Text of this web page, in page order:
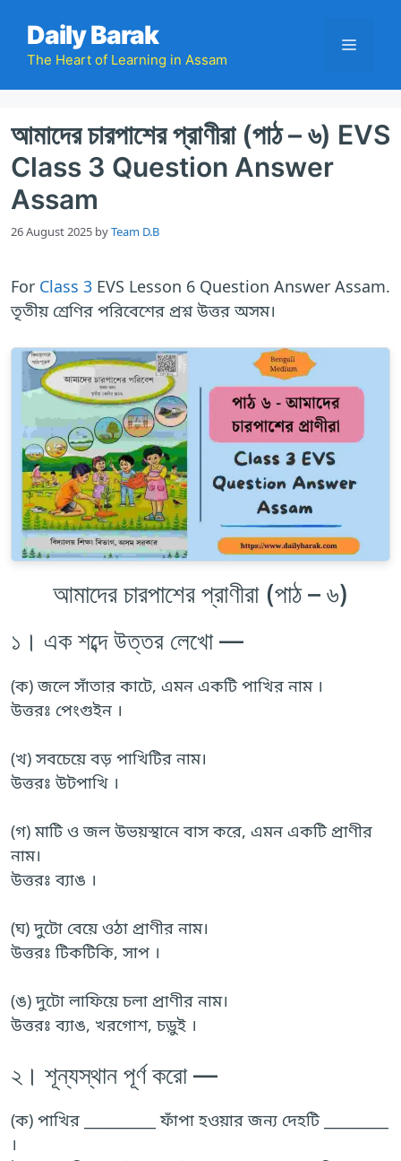
content
Daily Barak
The Heart of Learning in Assam
Menu
আমাদের চারপাশের প্রাণীরা (পাঠ – ৬) EVS
Class 3 Question Answer
Assam
26 August 2025 byTeam D.B
For Class 3 EVS Lesson 6 Question Answer Assam.
তৃতীয় শ্রেণির পরিবেশের প্রশ্ন উত্তর অসম।
আমাদের চারপাশের প্রাণীরা (পাঠ – ৬)
১। এক শব্দে উত্তর লেখো —
(ক) জলে সাঁতার কাটে, এমন একটি পাখির নাম ।
উত্তরঃ পেংগুইন ।
(খ) সবচেয়ে বড় পাখিটির নাম।
উত্তরঃ উটপাখি ।
(গ) মাটি ও জল উভয়স্থানে বাস করে, এমন একটি প্রাণীর
নাম।
উত্তরঃ ব্যাঙ ।
(ঘ) দুটো বেয়ে ওঠা প্রাণীর নাম।
উত্তরঃ টিকটিকি, সাপ ।
(ঙ) দুটো লাফিয়ে চলা প্রাণীর নাম।
উত্তরঃ ব্যাঙ, খরগোশ, চড়ুই ।
২। শূন্যস্থান পূর্ণ করো —
(ক) পাখির __________ ফাঁপা হওয়ার জন্য দেহটি _________
।